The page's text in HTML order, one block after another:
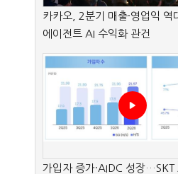
카카오, 2분기 매출·영업익
에이전트 AI 수익화 관건
가입자 증가·AIDC 성장…SKT